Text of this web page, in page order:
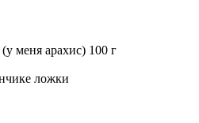
меня арахис) 100 г
ложки